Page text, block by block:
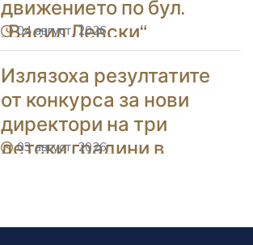
движението по бул.
„Васил Левски“
icon
04 август, 2026
Излязоха резултатите
от конкурса за нови
директори на три
детски градини в
icon
03 август, 2026